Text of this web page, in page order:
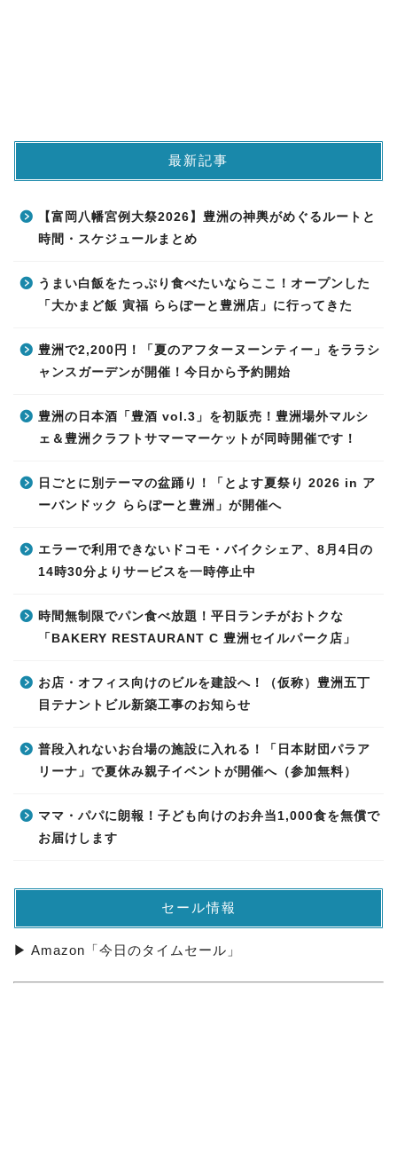
最新記事
【富岡八幡宮例大祭2026】豊洲の神輿がめぐるルートと
時間・スケジュールまとめ
うまい白飯をたっぷり食べたいならここ！オープンした
「大かまど飯 寅福 ららぽーと豊洲店」に行ってきた
豊洲で2,200円！「夏のアフターヌーンティー」をララシ
ャンスガーデンが開催！今日から予約開始
豊洲の日本酒「豊酒 vol.3」を初販売！豊洲場外マルシ
ェ＆豊洲クラフトサマーマーケットが同時開催です！
日ごとに別テーマの盆踊り！「とよす夏祭り 2026 in ア
ーバンドック ららぽーと豊洲」が開催へ
エラーで利用できないドコモ・バイクシェア、8月4日の
14時30分よりサービスを一時停止中
時間無制限でパン食べ放題！平日ランチがおトクな
「BAKERY RESTAURANT C 豊洲セイルパーク店」
お店・オフィス向けのビルを建設へ！（仮称）豊洲五丁
目テナントビル新築工事のお知らせ
普段入れないお台場の施設に入れる！「日本財団パラア
リーナ」で夏休み親子イベントが開催へ（参加無料）
ママ・パパに朗報！子ども向けのお弁当1,000食を無償で
お届けします
セール情報
▶ Amazon「今日のタイムセール」